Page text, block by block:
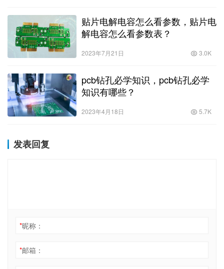
贴片电解电容怎么看参数，贴片电
解电容怎么看参数表？
2023年7月21日 3.0K
pcb钻孔必学知识，pcb钻孔必学
知识有哪些？
2023年4月18日 5.7K
发表回复
*昵称：
*邮箱：